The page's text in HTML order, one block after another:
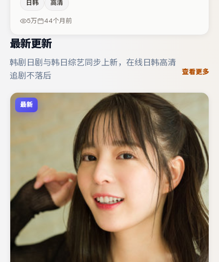
当。主演阵容包括张译、孔刘、梁朝伟等，角色动机前后呼
应，适合喜欢抠台词与伏笔的观众。整体完成度较高，适合
周末一口气追完。
日韩 高清
5万 44个月前
最新更新
韩剧日剧与韩日综艺同步上新，在线日韩高清
追剧不落后
查看更多
最新